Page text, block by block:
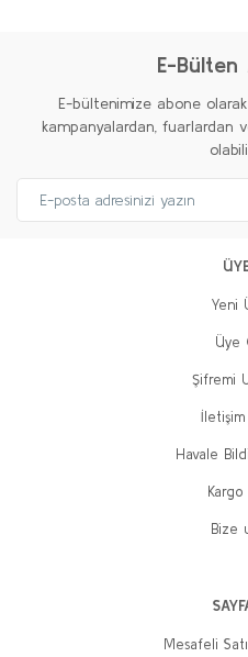
E-Bülten
E-bültenimize abone olarak
kampanyalardan, fuarlardan
Yeni
Üye
Şifremi
Havale
Kargo
Bize
Mesafeli